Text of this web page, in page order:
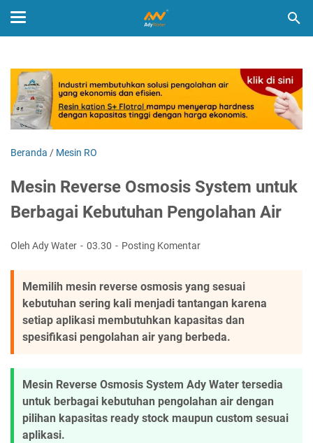
Beranda / Mesin RO
Mesin Reverse Osmosis System untuk
Berbagai Kebutuhan Pengolahan Air
Oleh Ady Water 03.30 Posting Komentar
Memilih mesin reverse osmosis yang sesuai
kebutuhan sering kali menjadi tantangan karena
setiap aplikasi membutuhkan kapasitas dan
spesifikasi pengolahan air yang berbeda.
Mesin Reverse Osmosis System Ady Water tersedia
untuk berbagai kebutuhan pengolahan air dengan
pilihan kapasitas ready stock maupun custom sesuai
aplikasi.